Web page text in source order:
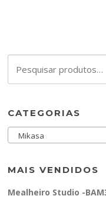
por:
CATEGORIAS
Mikasa
MAIS VENDIDOS
Mealheiro Studio -